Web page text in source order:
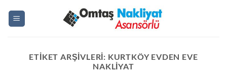
ETIKET ARŞIVLERI: KURTKÖY EVDEN EVE
NAKLIYAT